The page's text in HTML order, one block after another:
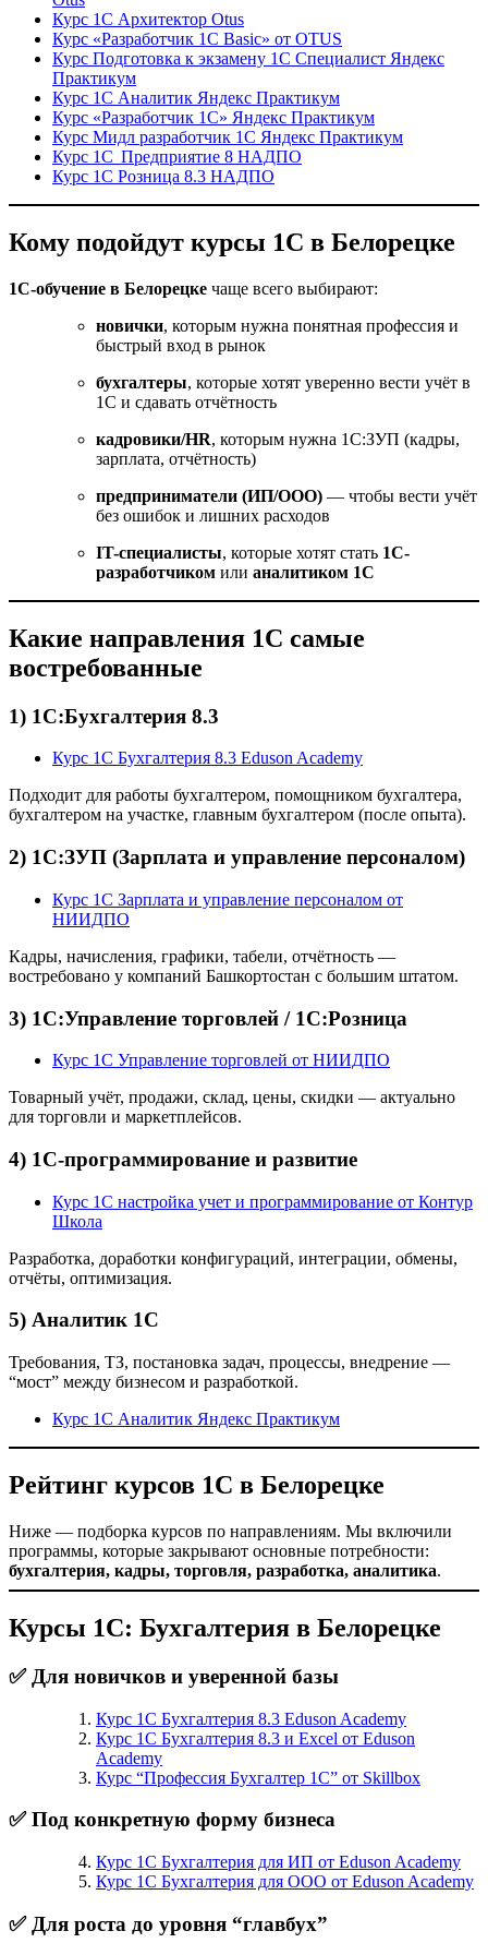
Курс 1С Архитектор Otus
Курс «Разработчик 1С Basic» от OTUS
Курс Подготовка к экзамену 1С Специалист Яндекс
Практикум
Курс 1С Аналитик Яндекс Практикум
Курс «Разработчик 1С» Яндекс Практикум
Курс Мидл разработчик 1С Яндекс Практикум
Курс 1С Предприятие 8 НАДПО
Курс 1С Розница 8.3 НАДПО
Кому подойдут курсы 1С в Белорецке
1С-обучение в Белорецке чаще всего выбирают:
новички, которым нужна понятная профессия и
быстрый вход в рынок
бухгалтеры, которые хотят уверенно вести учёт в
1С и сдавать отчётность
кадровики/HR, которым нужна 1С:ЗУП (кадры,
зарплата, отчётность)
предприниматели (ИП/ООО) — чтобы вести учёт
без ошибок и лишних расходов
IT-специалисты, которые хотят стать 1С-
разработчиком или аналитиком 1С
Какие направления 1С самые
востребованные
1) 1С:Бухгалтерия 8.3
Курс 1С Бухгалтерия 8.3 Eduson Academy
Подходит для работы бухгалтером, помощником бухгалтера,
бухгалтером на участке, главным бухгалтером (после опыта).
2) 1С:ЗУП (Зарплата и управление персоналом)
Курс 1С Зарплата и управление персоналом от
НИИДПО
Кадры, начисления, графики, табели, отчётность —
востребовано у компаний Башкортостан с большим штатом.
3) 1С:Управление торговлей / 1С:Розница
Курс 1С Управление торговлей от НИИДПО
Товарный учёт, продажи, склад, цены, скидки — актуально
для торговли и маркетплейсов.
4) 1С-программирование и развитие
Курс 1С настройка учет и программирование от Контур
Школа
Разработка, доработки конфигураций, интеграции, обмены,
отчёты, оптимизация.
5) Аналитик 1С
Требования, ТЗ, постановка задач, процессы, внедрение —
“мост” между бизнесом и разработкой.
Курс 1С Аналитик Яндекс Практикум
Рейтинг курсов 1С в Белорецке
Ниже — подборка курсов по направлениям. Мы включили
программы, которые закрывают основные потребности:
бухгалтерия, кадры, торговля, разработка, аналитика.
Курсы 1С: Бухгалтерия в Белорецке
✅ Для новичков и уверенной базы
Курс 1С Бухгалтерия 8.3 Eduson Academy
Курс 1С Бухгалтерия 8.3 и Excel от Eduson
Academy
Курс “Профессия Бухгалтер 1С” от Skillbox
✅ Под конкретную форму бизнеса
Курс 1С Бухгалтерия для ИП от Eduson Academy
Курс 1С Бухгалтерия для ООО от Eduson Academy
✅ Для роста до уровня “главбух”